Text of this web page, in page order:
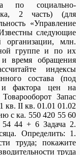
по социально-
2 часть) (для
«Управление
следующие
организации, млн.
группе и по их
и время обращения
индексы
состава (под
и фактора цен на
Запас
кв. II кв. 01.01 01.02
с ка. 550 420 55 60
44 + 6 Задача 2.
Определить: 1.
труда; покажите
труда